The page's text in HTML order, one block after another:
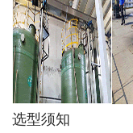
选型须知